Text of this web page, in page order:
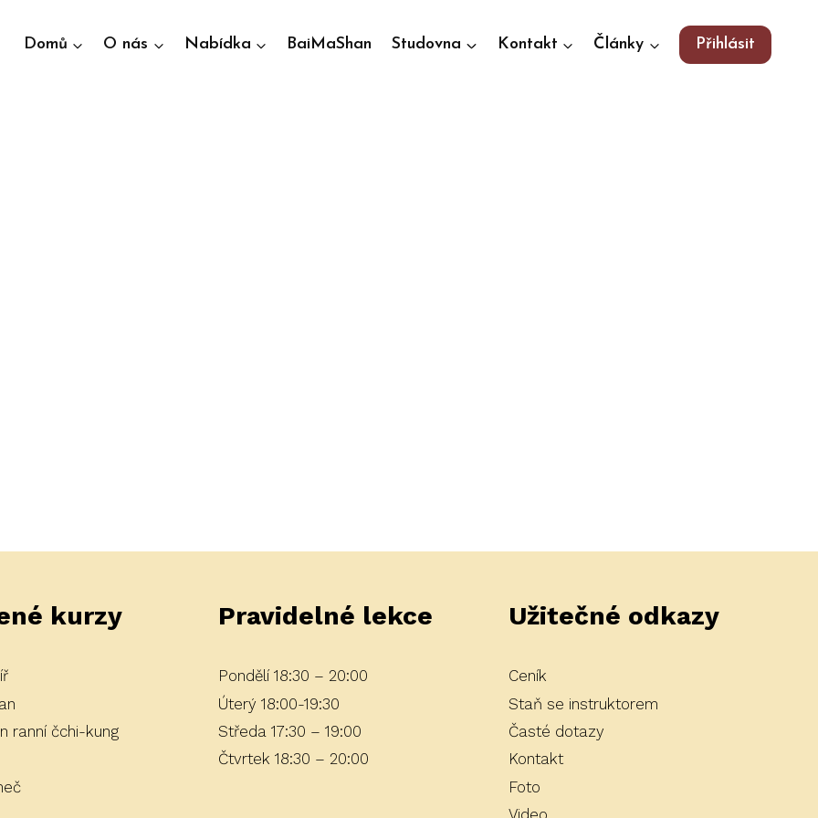
Domů O nás Nabídka BaiMaShan Studovna Kontakt Články Přihlásit
kurzy
ranní čchi-kung
Pravidelné lekce
Pondělí 18:30 – 20:00
Úterý 18:00-19:30
Středa 17:30 – 19:00
Čtvrtek 18:30 – 20:00
Užitečné odkazy
Ceník
Staň se instruktorem
Časté dotazy
Kontakt
Foto